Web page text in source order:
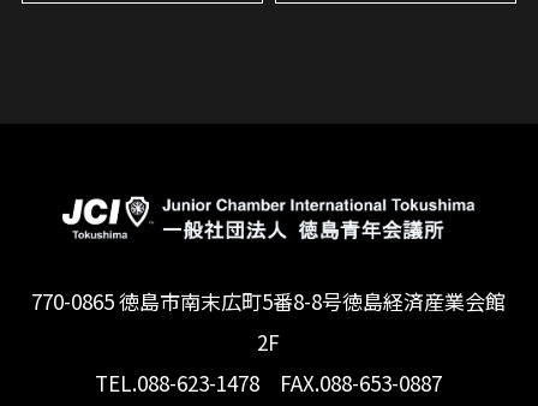
770-0865 徳島市南末広町5番8-8号徳島経済産業会館
2F
TEL.088-623-1478 FAX.088-653-0887